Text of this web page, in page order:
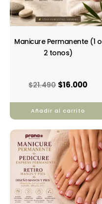
Manicure Permanente (1 o
2 tonos)
$21.490 $16.000
Añadir al carrito